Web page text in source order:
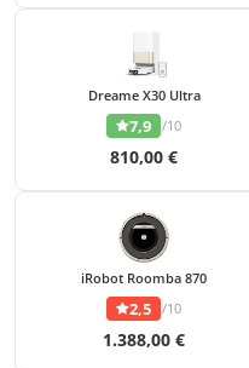
Dreame X30 Ultra
7,9 /10
810,00 €
iRobot Roomba 870
2,5 /10
1.388,00 €